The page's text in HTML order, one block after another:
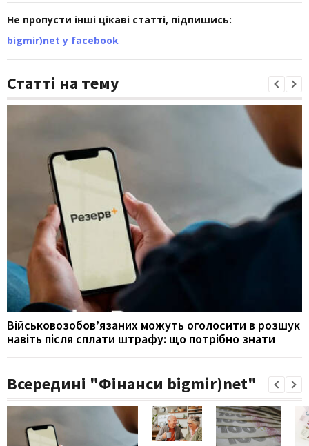
Не пропусти інші цікаві статті, підпишись:
bigmir)net у facebook
Статті на тему
Військовозобов’язаних можуть оголосити в розшук
навіть після сплати штрафу: що потрібно знати
Всередині "Фінанси bigmir)net"